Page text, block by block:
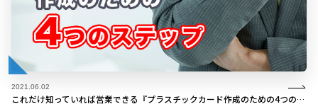
2021.06.02
これだけ知っていれば営業できる『プラスチックカード作成のための4つのステップ』